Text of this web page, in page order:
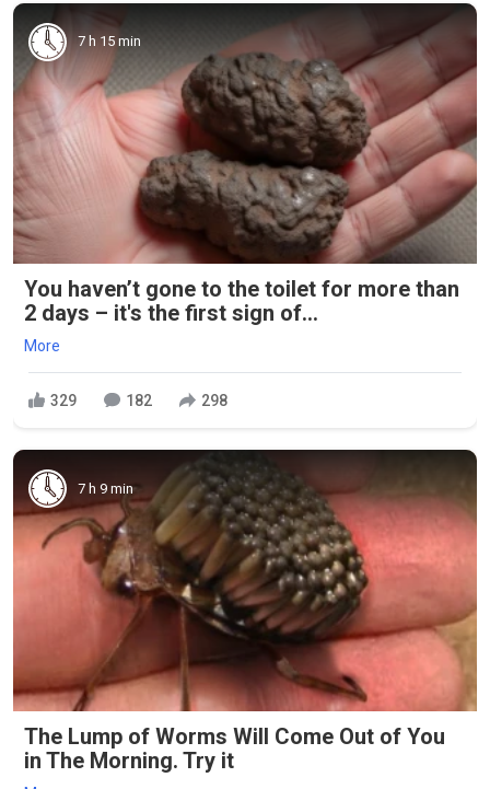
7 h 15 min
You haven’t gone to the toilet for more than
2 days – it's the first sign of...
More
329 182 298
7 h 9 min
The Lump of Worms Will Come Out of You
in The Morning. Try it